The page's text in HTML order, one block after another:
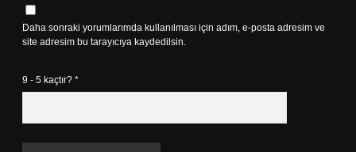
Daha sonraki yorumlarımda kullanılması için adım, e-posta adresim ve
site adresim bu tarayıcıya kaydedilsin.
9 - 5 kaçtır? *